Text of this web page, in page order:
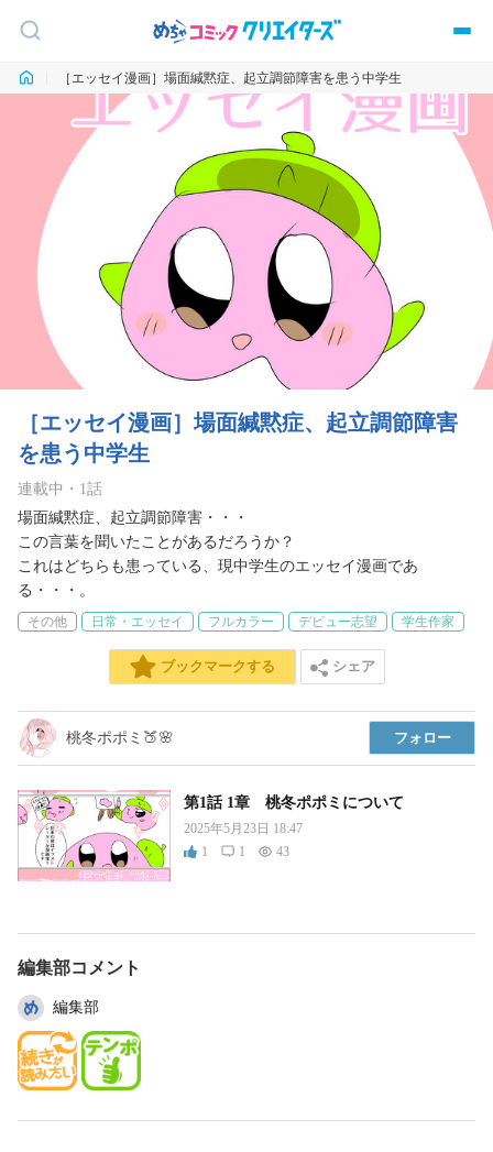
［エッセイ漫画］場面緘黙症、起立調節障害を患う中学生
［エッセイ漫画］場面緘黙症、起立調節障害
を患う中学生
連載中 ・ 1 話
場面緘黙症、起立調節障害・・・
この言葉を聞いたことがあるだろうか？
これはどちらも患っている、現中学生のエッセイ漫画であ
る・・・。
その他 日常・エッセイ フルカラー デビュー志望 学生作家
ブックマークする シェア
桃冬ポポミ🍑🌸 フォロー
第1話 1章 桃冬ポポミについて
2025年5月23日 18:47
1
1 43
編集部コメント
編集部